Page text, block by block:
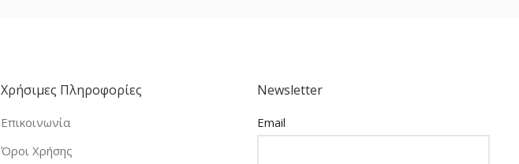
Χρήσιμες Πληροφορίες
Επικοινωνία
Όροι Χρήσης
Newsletter
Email